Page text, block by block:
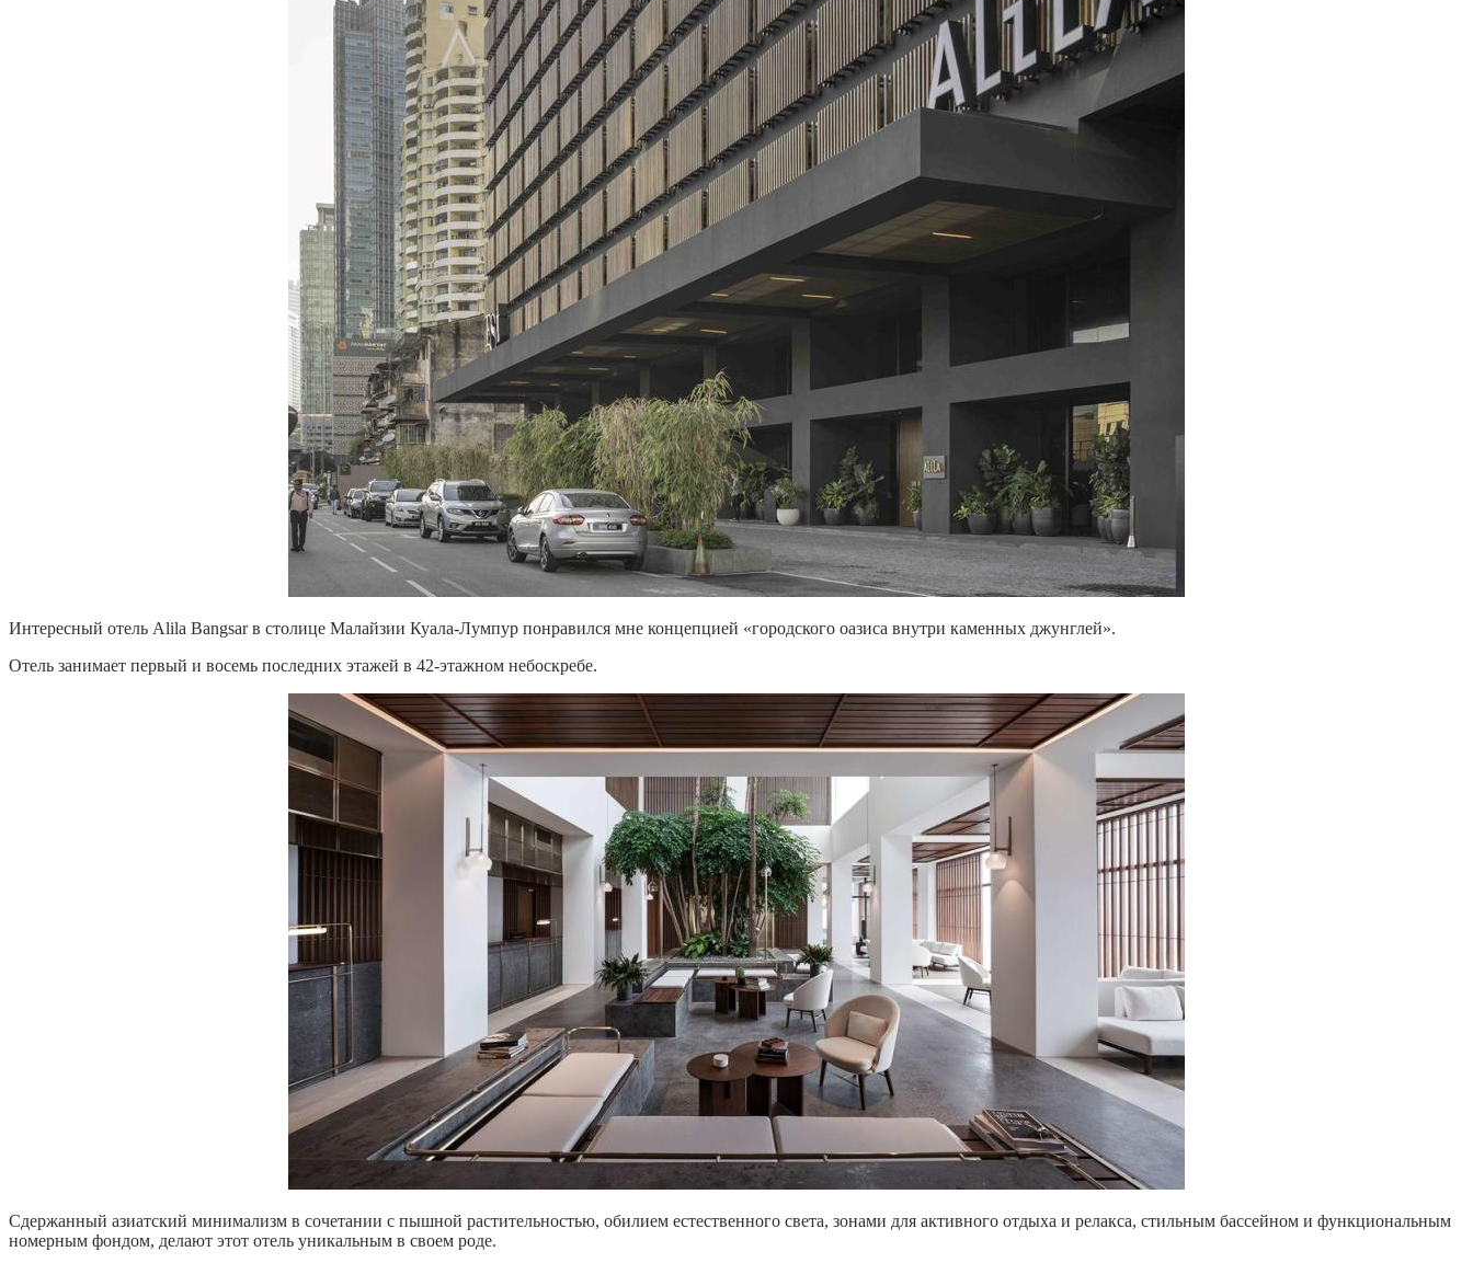
Интересный отель Alila Bangsar в столице Малайзии Куала-Лумпур понравился мне концепцией «городского оазиса внутри каменных джунглей».
Отель занимает первый и восемь последних этажей в 42-этажном небоскребе.
Сдержанный азиатский минимализм в сочетании с пышной растительностью, обилием естественного света, зонами для активного отдыха и релакса, стильным бассейном и функциональным
номерным фондом, делают этот отель уникальным в своем роде.